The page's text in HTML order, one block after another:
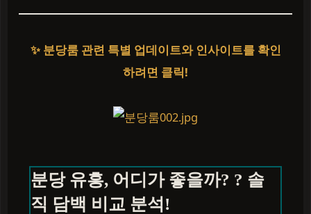
✨ 분당룸 관련 특별 업데이트와 인사이트를 확인
하려면 클릭!
분당 유흥, 어디가 좋을까? ? 솔
직 담백 비교 분석!